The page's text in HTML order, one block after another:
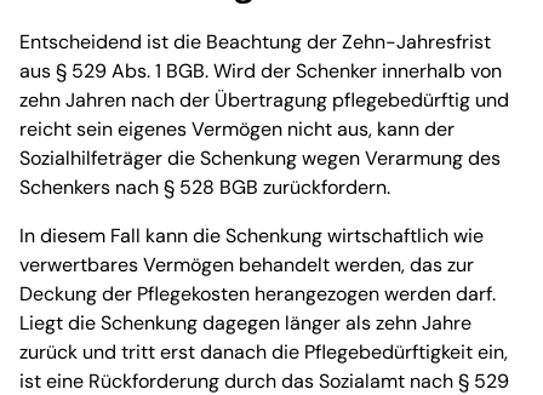
Entscheidend ist die Beachtung der Zehn-Jahresfrist
aus § 529 Abs. 1 BGB. Wird der Schenker innerhalb von
zehn Jahren nach der Übertragung pflegebedürftig und
reicht sein eigenes Vermögen nicht aus, kann der
Sozialhilfeträger die Schenkung wegen Verarmung des
Schenkers nach § 528 BGB zurückfordern.
In diesem Fall kann die Schenkung wirtschaftlich wie
verwertbares Vermögen behandelt werden, das zur
Deckung der Pflegekosten herangezogen werden darf.
Liegt die Schenkung dagegen länger als zehn Jahre
zurück und tritt erst danach die Pflegebedürftigkeit ein,
ist eine Rückforderung durch das Sozialamt nach § 529